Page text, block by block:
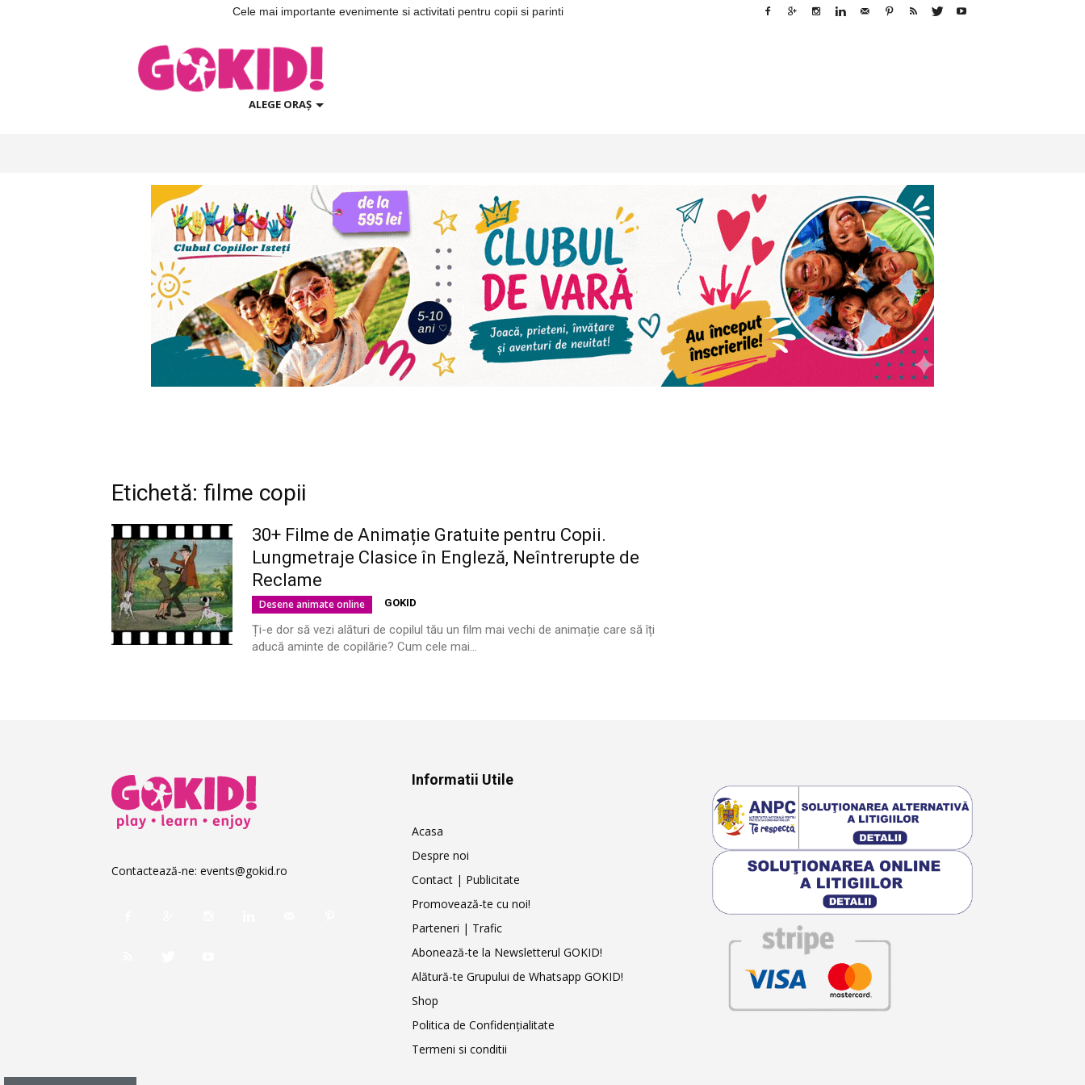
Cele mai importante evenimente si activitati pentru copii si parinti
ALEGE ORAȘ
Etichetă: filme copii
30+ Filme de Animație Gratuite pentru Copii.
Lungmetraje Clasice în Engleză, Neîntrerupte de
Reclame
Desene animate online GOKID
Ți-e dor să vezi alături de copilul tău un film mai vechi de animație care să îți
aducă aminte de copilărie? Cum cele mai...
Contactează-ne: events@gokid.ro
Informatii Utile
Acasa
Despre noi
Contact | Publicitate
Promovează-te cu noi!
Parteneri | Trafic
Abonează-te la Newsletterul GOKID!
Alătură-te Grupului de Whatsapp GOKID!
Shop
Politica de Confidențialitate
Termeni si conditii